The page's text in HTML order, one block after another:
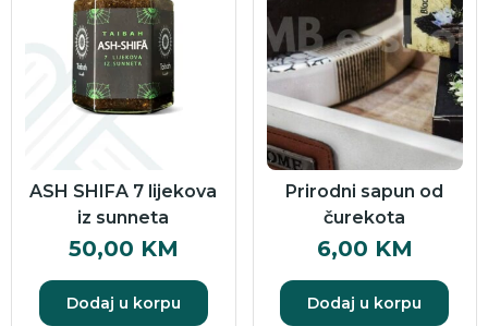
ASH SHIFA 7 lijekova
iz sunneta
50,00 KM
Dodaj u korpu
Prirodni sapun od
čurekota
6,00 KM
Dodaj u korpu